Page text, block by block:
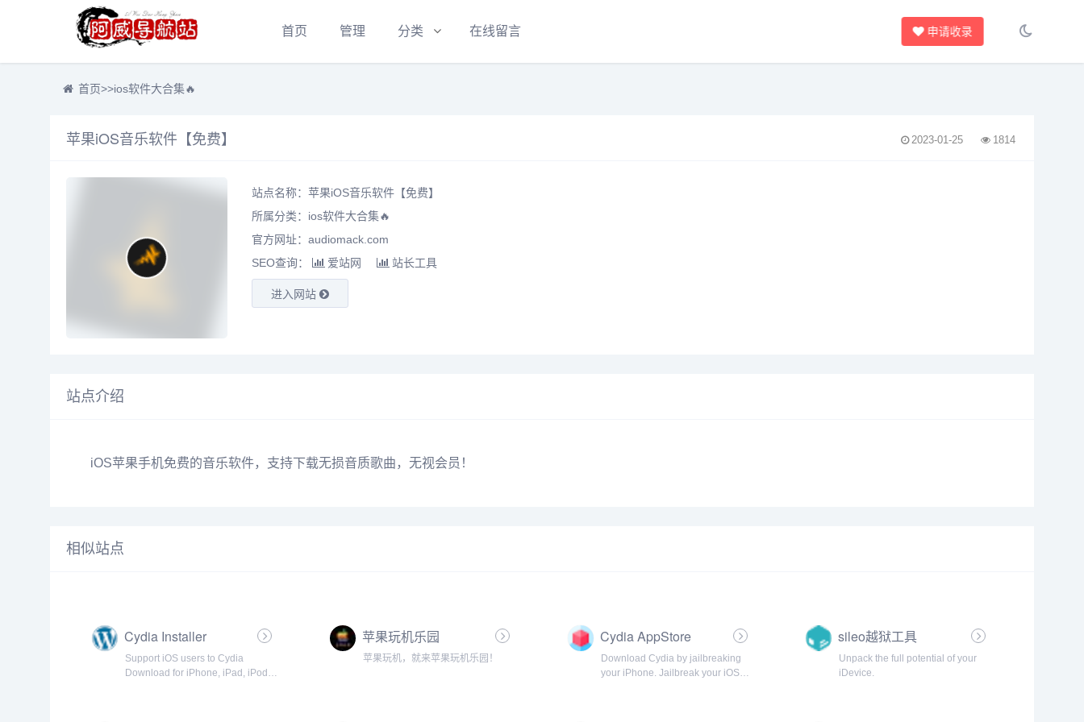
首页 管理 分类 在线留言 申请收录
首页>>ios软件大合集🔥
苹果iOS音乐软件【免费】 2023-01-25 1814
站点名称：苹果iOS音乐软件【免费】
所属分类： ios软件大合集🔥
官方网址：audiomack.com
SEO查询：
爱站网 站长工具
进入网站
站点介绍
iOS苹果手机免费的音乐软件，支持下载无损音质歌曲，无视会员！
相似站点
Cydia Installer
Support iOS users to Cydia
Download for iPhone, iPad, iPod.
苹果玩机乐园
苹果玩机，就来苹果玩机乐园！
Cydia AppStore
Download Cydia by jailbreaking
your iPhone. Jailbreak your iOS
sileo越狱工具
Unpack the full potential of your
iDevice.